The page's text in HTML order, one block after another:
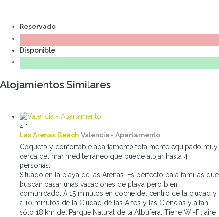
Reservado
Disponible
Alojamientos Similares
4 1
Las Arenas Beach Valencia - Apartamento
Coqueto y confortable apartamento totalmente equipado muy
cerca del mar mediterráneo que puede alojar hasta 4
personas.
Situado en la playa de las Arenas. Es perfecto para familias que
buscan pasar unas vacaciones de playa pero bien
comunicado. A 15 minutos en coche del centro de la ciudad y
a 10 minutos de la Ciudad de las Artes y las Ciencias y a tan
sólo 18 km del Parque Natural de la Albufera. Tiene Wi-Fi, aire